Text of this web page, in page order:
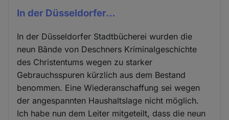
In der Düsseldorfer…
In der Düsseldorfer Stadtbücherei wurden die
neun Bände von Deschners Kriminalgeschichte
des Christentums wegen zu starker
Gebrauchsspuren kürzlich aus dem Bestand
benommen. Eine Wiederanschaffung sei wegen
der angespannten Haushaltslage nicht möglich.
Ich habe nun dem Leiter mitgeteilt, dass die neun